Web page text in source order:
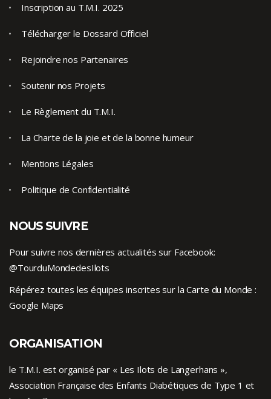
Inscription au T.M.I. 2025
Télécharger le Dossard Officiel
Rejoindre nos Partenaires
Soutenir nos Projets
Le Règlement du T.M.I.
La Charte de la joie et de la bonne humeur
Mentions Légales
Politique de Confidentialité
NOUS SUIVRE
Pour suivre nos dernières actualités sur Facebook:
@TourduMondedesIlots
Répérez toutes les équipes inscrites sur la Carte du Monde :
Google Maps
ORGANISATION
le T.M.I. est organisé par « Les Ilots de Langerhans »,
Association Française des Enfants Diabétiques de Type 1 et